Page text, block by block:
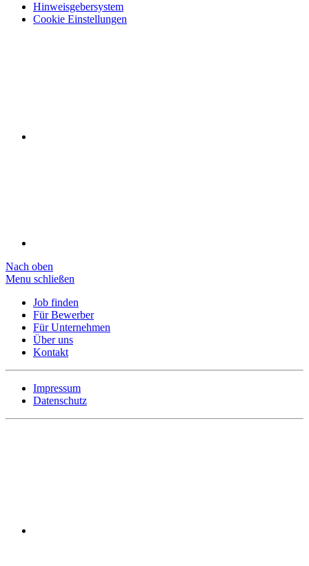
Hinweisgebersystem
Cookie Einstellungen
Nach oben
Menu schließen
Job finden
Für Bewerber
Für Unternehmen
Über uns
Kontakt
Impressum
Datenschutz